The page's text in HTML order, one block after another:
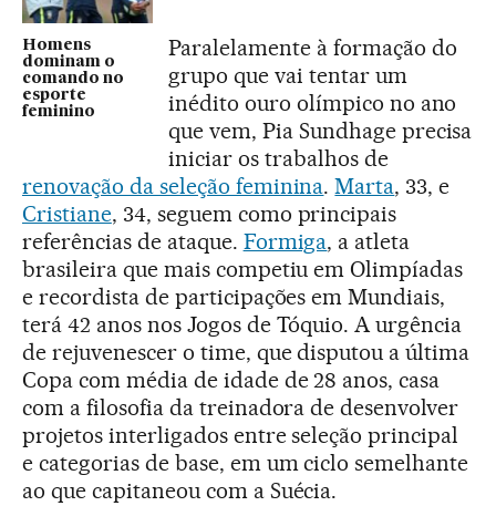
Homens
dominam o
comando no
esporte
feminino
Paralelamente à formação do
grupo que vai tentar um
inédito ouro olímpico no ano
que vem, Pia Sundhage precisa
iniciar os trabalhos de
renovação da seleção feminina.Marta, 33, e
Cristiane, 34, seguem como principais
referências de ataque. Formiga, a atleta
brasileira que mais competiu em Olimpíadas
e recordista de participações em Mundiais,
terá 42 anos nos Jogos de Tóquio. A urgência
de rejuvenescer o time, que disputou a última
Copa com média de idade de 28 anos, casa
com a filosofia da treinadora de desenvolver
projetos interligados entre seleção principal
e categorias de base, em um ciclo semelhante
ao que capitaneou com a Suécia.